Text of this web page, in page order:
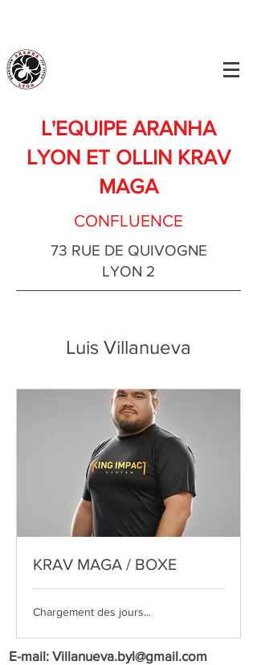
L'EQUIPE ARANHA
LYON ET OLLIN KRAV
MAGA
CONFLUENCE
73 RUE DE QUIVOGNE
LYON 2
Luis Villanueva
KRAV MAGA / BOXE
Chargement des jours...
E-mail: Villanueva.byl@gmail.com